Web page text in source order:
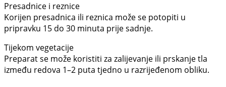
Presadnice i reznice
Korijen presadnica ili reznica može se potopiti u
pripravku 15 do 30 minuta prije sadnje.
Tijekom vegetacije
Preparat se može koristiti za zalijevanje ili prskanje tla
između redova 1–2 puta tjedno u razrijeđenom obliku.